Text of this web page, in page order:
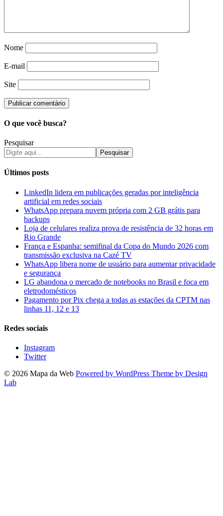
Nome
E-mail
Site
O que você busca?
Pesquisar
Pesquisar
Últimos posts
LinkedIn lidera em publicações geradas por inteligência
artificial em redes sociais
WhatsApp prepara nuvem própria com 2 GB grátis para
backups
Loja de celulares realiza prova de resistência de 32 horas em
Rio Grande
França e Espanha: semifinal da Copa do Mundo 2026 com
transmissão exclusiva na Cazé TV
WhatsApp libera nome de usuário para aumentar privacidade
e segurança
LG abandona o mercado de notebooks no Brasil e foca em
eletrodomésticos
Pagamento por Pix chega a todas as estações da CPTM nas
linhas 11, 12 e 13
Redes sociais
Instagram
Twitter
© 2026 Mapa da Web Powered by WordPress Theme by Design
Lab